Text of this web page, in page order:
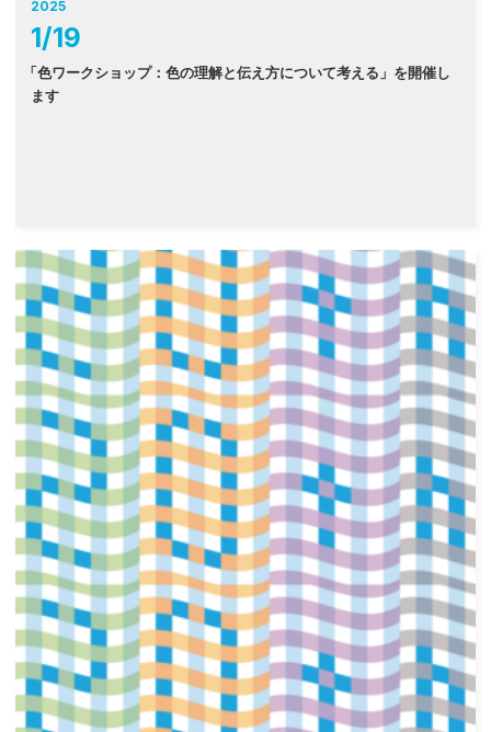
2025
1/19
「色ワークショップ：色の理解と伝え方について考える」を開催し
ます